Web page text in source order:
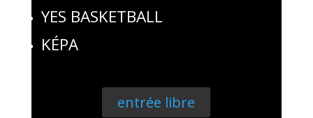
YES BASKETBALL
KÉPA
entrée libre